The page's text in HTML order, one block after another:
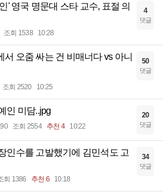
' 영국 명문대 스타 교수, 표절 의
조회 1538 10:28
4
댓글
서 오줌 싸는 건 비매너다 vs 아니
조회 2520 10:25
50
댓글
인 미담..jpg
조회 2554 추천 4 10:22
20
댓글
인수를 고발했기에 김민석도 고
회 1386 추천 6 10:18
34
댓글